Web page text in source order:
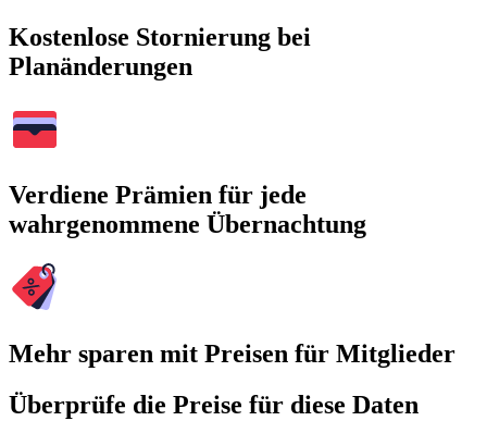
Kostenlose Stornierung bei
Planänderungen
Verdiene Prämien für jede
wahrgenommene Übernachtung
Mehr sparen mit Preisen für Mitglieder
Überprüfe die Preise für diese Daten